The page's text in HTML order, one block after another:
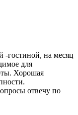
-гостиной, на месяц
для
Хорошая
отвечу по